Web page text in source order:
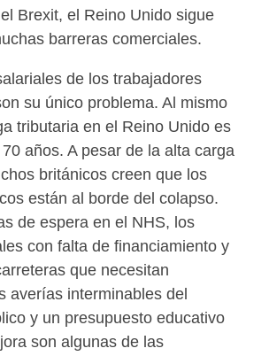
Brexit, el Reino Unido sigue
barreras comerciales.
de los trabajadores
su único problema. Al mismo
tributaria en el Reino Unido es
años. A pesar de la alta carga
británicos creen que los
están al borde del colapso.
de espera en el NHS, los
con falta de financiamiento y
que necesitan
averías interminables del
y un presupuesto educativo
son algunas de las